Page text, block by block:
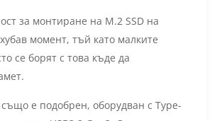
за монтиране на M.2 SSD на
момент, тъй като малките
се борят с това къде да
е подобрен, оборудван с Type-